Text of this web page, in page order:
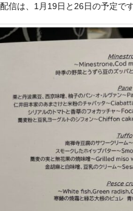
信は、1月19日と26日の予定です